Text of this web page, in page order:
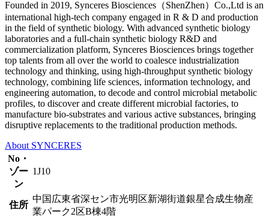
Founded in 2019, Synceres Biosciences（ShenZhen）Co.,Ltd is an
international high-tech company engaged in R & D and production
in the field of synthetic biology. With advanced synthetic biology
laboratories and a full-chain synthetic biology R&D and
commercialization platform, Synceres Biosciences brings together
top talents from all over the world to coalesce industrialization
technology and thinking, using high-throughput synthetic biology
technology, combining life sciences, information technology, and
engineering automation, to decode and control microbial metabolic
profiles, to discover and create different microbial factories, to
manufacture bio-substrates and various active substances, bringing
disruptive replacements to the traditional production methods.
About SYNCERES
No・
ゾー
ン
1J10
住所
中国広東省深セン市光明区新湖街道銀星合成生物産
業パーク2区B棟4階